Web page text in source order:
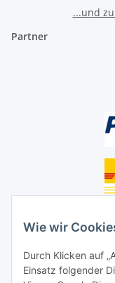
Wie wir
Durch Klicken auf
Einsatz folgender
...und
Partner
Social Media